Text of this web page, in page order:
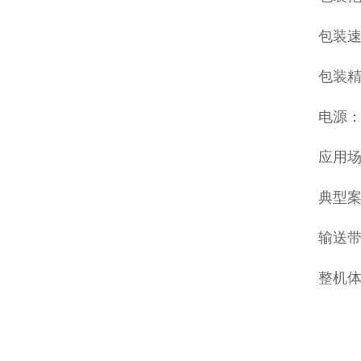
包装
包装
电源
应用
典型
输送
整机